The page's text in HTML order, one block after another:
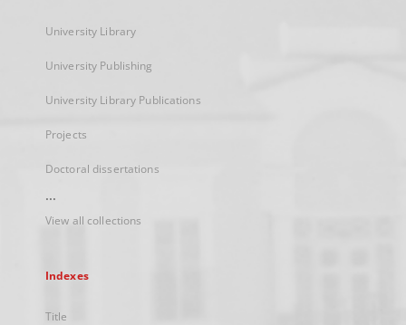
University Library
University Publishing
University Library Publications
Projects
Doctoral dissertations
...
View all collections
Indexes
Title